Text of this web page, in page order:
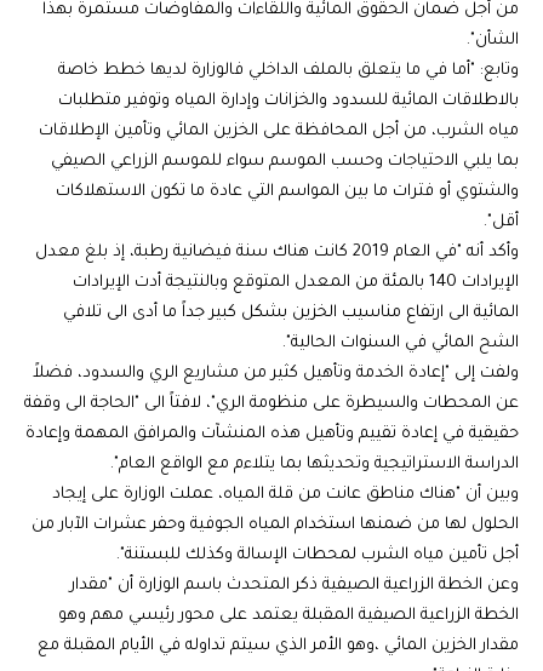
من أجل ضمان الحقوق المائية واللقاءات والمفاوضات مستمرة بهذا
الشأن".
وتابع: "أما في ما يتعلق بالملف الداخلي فالوزارة لديها خطط خاصة
بالاطلاقات المائية للسدود والخزانات وإدارة المياه وتوفير متطلبات
مياه الشرب، من أجل المحافظة على الخزين المائي وتأمين الإطلاقات
بما يلبي الاحتياجات وحسب الموسم سواء للموسم الزراعي الصيفي
والشتوي أو فترات ما بين المواسم التي عادة ما تكون الاستهلاكات
أقل".
وأكد أنه "في العام 2019 كانت هناك سنة فيضانية رطبة، إذ بلغ معدل
الإيرادات 140 بالمئة من المعدل المتوقع وبالنتيجة أدت الإيرادات
المائية الى ارتفاع مناسيب الخزين بشكل كبير جداً ما أدى الى تلافي
الشح المائي في السنوات الحالية".
ولفت إلى "إعادة الخدمة وتأهيل كثير من مشاريع الري والسدود، فضلاً
عن المحطات والسيطرة على منظومة الري"، لافتاً الى "الحاجة الى وقفة
حقيقية في إعادة تقييم وتأهيل هذه المنشآت والمرافق المهمة وإعادة
الدراسة الاستراتيجية وتحديثها بما يتلاءم مع الواقع العام".
وبين أن "هناك مناطق عانت من قلة المياه، عملت الوزارة على إيجاد
الحلول لها من ضمنها استخدام المياه الجوفية وحفر عشرات الآبار من
أجل تأمين مياه الشرب لمحطات الإسالة وكذلك للبستنة".
وعن الخطة الزراعية الصيفية ذكر المتحدث باسم الوزارة أن "مقدار
الخطة الزراعية الصيفية المقبلة يعتمد على محور رئيسي مهم وهو
مقدار الخزين المائي ،وهو الأمر الذي سيتم تداوله في الأيام المقبلة مع